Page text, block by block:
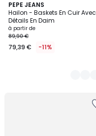
PEPE JEANS
Hailon - Baskets En Cuir Avec
Détails En Daim
à partir de
89,90 €
79,39 € -11%
2
Couleurs